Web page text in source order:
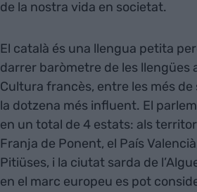
de la nostra vida en societat.
El català és una llengua petita
darrer baròmetre de les llengües
Cultura francès, entre les més
la dotzena més influent. El
en un total de 4 estats: als
Franja de Ponent, el País
Pitiüses, i la ciutat sarda de
en el marc europeu es pot